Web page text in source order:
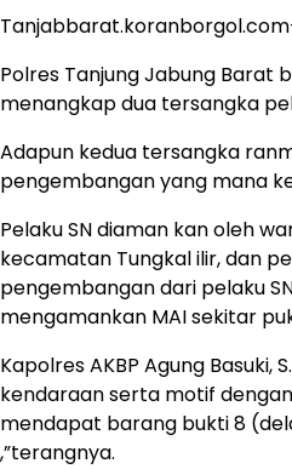
Polres Tanjung Jabung Barat
menangkap dua tersangka
Adapun kedua tersangka
pengembangan yang mana
Pelaku SN diaman kan oleh
kecamatan Tungkal ilir, dan
pengembangan dari pelaku
mengamankan MAI sekitar
Kapolres AKBP Agung
kendaraan serta motif
mendapat barang bukti 8
,”terangnya.